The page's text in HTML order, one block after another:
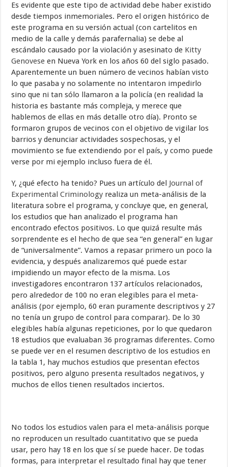
Es evidente que este tipo de actividad debe haber existido
desde tiempos inmemoriales. Pero el origen histórico de
este programa en su versión actual (con cartelitos en
medio de la calle y demás parafernalia) se debe al
escándalo causado por la violación y asesinato de Kitty
Genovese en Nueva York en los años 60 del siglo pasado.
Aparentemente un buen número de vecinos habían visto
lo que pasaba y no solamente no intentaron impedirlo
sino que ni tan sólo llamaron a la policía (en realidad la
historia es bastante más compleja, y merece que
hablemos de ellas en más detalle otro día). Pronto se
formaron grupos de vecinos con el objetivo de vigilar los
barrios y denunciar actividades sospechosas, y el
movimiento se fue extendiendo por el país, y como puede
verse por mi ejemplo incluso fuera de él.
Y, ¿qué efecto ha tenido? Pues un artículo del Journal of
Experimental Criminology realiza un meta-análisis de la
literatura sobre el programa, y concluye que, en general,
los estudios que han analizado el programa han
encontrado efectos positivos. Lo que quizá resulte más
sorprendente es el hecho de que sea “en general” en lugar
de “universalmente”. Vamos a repasar primero un poco la
evidencia, y después analizaremos qué puede estar
impidiendo un mayor efecto de la misma. Los
investigadores encontraron 137 artículos relacionados,
pero alrededor de 100 no eran elegibles para el meta-
análisis (por ejemplo, 60 eran puramente descriptivos y 27
no tenía un grupo de control para comparar). De lo 30
elegibles había algunas repeticiones, por lo que quedaron
18 estudios que evaluaban 36 programas diferentes. Como
se puede ver en el resumen descriptivo de los estudios en
la tabla 1, hay muchos estudios que presentan efectos
positivos, pero alguno presenta resultados negativos, y
muchos de ellos tienen resultados inciertos.
No todos los estudios valen para el meta-análisis porque
no reproducen un resultado cuantitativo que se pueda
usar, pero hay 18 en los que sí se puede hacer. De todas
formas, para interpretar el resultado final hay que tener